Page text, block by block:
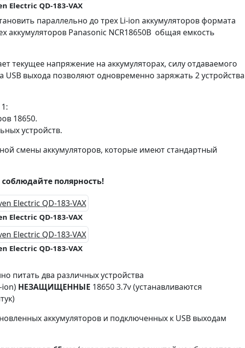
Electric QD-183-VAX
параллельно до трех Li-ion аккумуляторов формата
Panasonic NCR18650B общая емкость
текущее напряжение на аккумуляторах, силу отдаваемого
USB выхода позволяют одновременно заряжать 2 устройства
18650.
устройств.
смены аккумуляторов, которые имеют стандартный
полярность!
Electric QD-183-VAX
Electric QD-183-VAX
питать два различных устройства
НЕЗАЩИЩЕННЫЕ 18650 3.7v (устанавливаются
аккумуляторов и подключенных к USB выходам